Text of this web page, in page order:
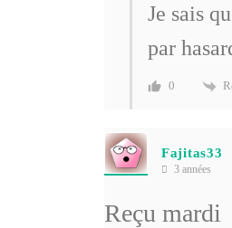
Je sais
par
0
Fajitas33
3 années
Reçu mardi